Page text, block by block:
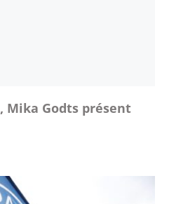
Mika Godts présent